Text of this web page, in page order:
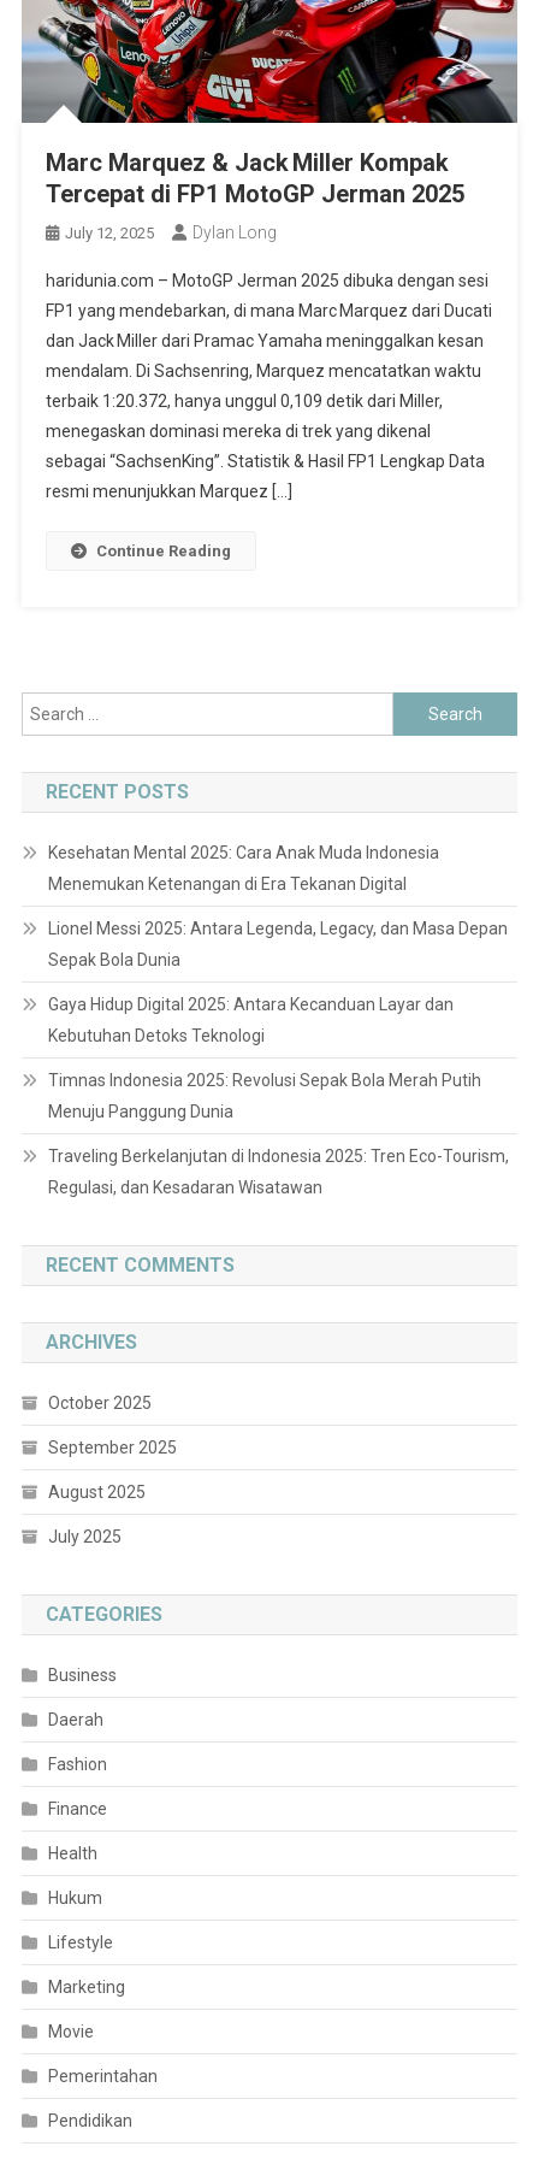
Marc Marquez & Jack Miller Kompak
Tercepat di FP1 MotoGP Jerman 2025
July 12, 2025 Dylan Long
haridunia.com – MotoGP Jerman 2025 dibuka dengan sesi
FP1 yang mendebarkan, di mana Marc Marquez dari Ducati
dan Jack Miller dari Pramac Yamaha meninggalkan kesan
mendalam. Di Sachsenring, Marquez mencatatkan waktu
terbaik 1:20.372, hanya unggul 0,109 detik dari Miller,
menegaskan dominasi mereka di trek yang dikenal
sebagai “SachsenKing”. Statistik & Hasil FP1 Lengkap Data
resmi menunjukkan Marquez […]
Continue Reading
Search
for:
RECENT POSTS
Kesehatan Mental 2025: Cara Anak Muda Indonesia
Menemukan Ketenangan di Era Tekanan Digital
Lionel Messi 2025: Antara Legenda, Legacy, dan Masa Depan
Sepak Bola Dunia
Gaya Hidup Digital 2025: Antara Kecanduan Layar dan
Kebutuhan Detoks Teknologi
Timnas Indonesia 2025: Revolusi Sepak Bola Merah Putih
Menuju Panggung Dunia
Traveling Berkelanjutan di Indonesia 2025: Tren Eco-Tourism,
Regulasi, dan Kesadaran Wisatawan
RECENT COMMENTS
ARCHIVES
October 2025
September 2025
August 2025
July 2025
CATEGORIES
Business
Daerah
Fashion
Finance
Health
Hukum
Lifestyle
Marketing
Movie
Pemerintahan
Pendidikan